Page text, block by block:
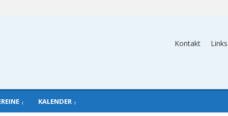
Kontakt Links
KALENDER